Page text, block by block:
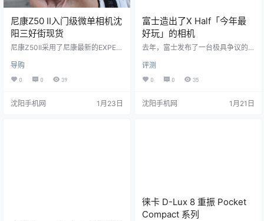
尼康Z50 II入门级微单相机沈
阳三好街现货
尼康Z50II采用了尼康最新的EXPEE
持9种主题侦测，包括人物、动物、
交通工具等，并且支持3D追踪，具
备与尼康旗舰Z9相似的对焦体验。
焦，满足日常拍摄没问题。 在视频
导购
0 0 39
沈阳手机网 1月23日
富士造出了X Half「今年最
好玩」的相机
去年，富士发布了一台极具争议的
古，设计了与胶片相机过片扳手类
似的拨杆，并赋予其独特功能，只
要拨动拨杆，就可以生成一张 2in1
半格胶片机的成像风格和体验。与
评测
0 0 35
沈阳手机网 1月21日
徕卡 D-Lux 8 重振 Pocket
Compact 系列